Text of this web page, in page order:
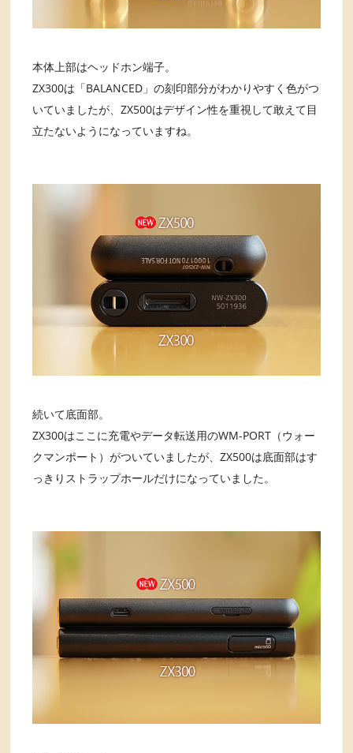
本体上部はヘッドホン端子。
ZX300は「BALANCED」の刻印部分がわかりやすく色がつ
いていましたが、ZX500はデザイン性を重視して敢えて目
立たないようになっていますね。
続いて底面部。
ZX300はここに充電やデータ転送用のWM-PORT（ウォー
クマンポート）がついていましたが、ZX500は底面部はす
っきりストラップホールだけになっていました。